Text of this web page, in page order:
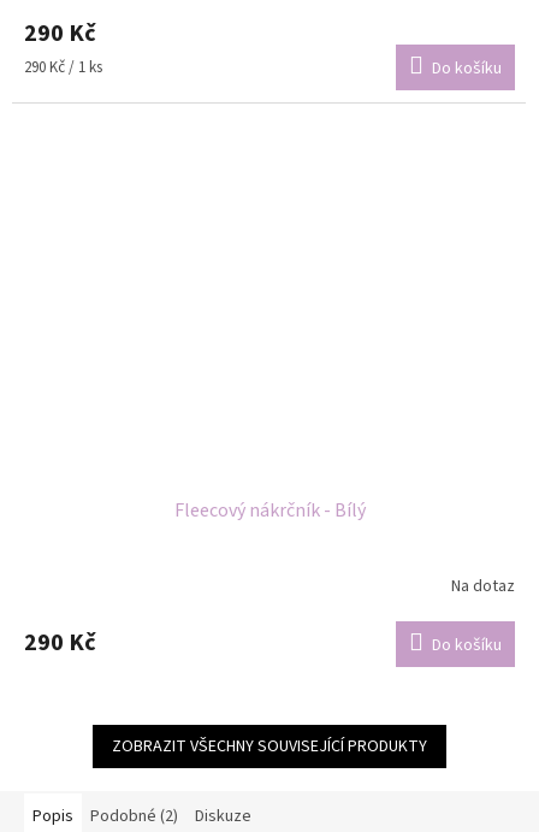
290 Kč
Měrná
290 Kč / 1 ks Do košíku
Fleecový nákrčník - Bílý
Na dotaz
290 Kč Do košíku
ZOBRAZIT VŠECHNY SOUVISEJÍCÍ PRODUKTY
Popis Podobné (2) Diskuze